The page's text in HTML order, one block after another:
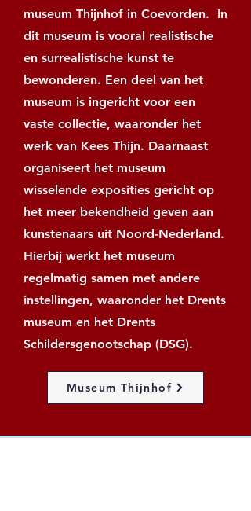
museum Thijnhof in Coevorden. In
dit museum is vooral realistische
en surrealistische kunst te
bewonderen. Een deel van het
museum is ingericht voor een
vaste collectie, waaronder het
werk van Kees Thijn. Daarnaast
organiseert het museum
wisselende exposities gericht op
het meer bekendheid geven aan
kunstenaars uit Noord-Nederland.
Hierbij werkt het museum
regelmatig samen met andere
instellingen, waaronder het Drents
museum en het Drents
Schildersgenootschap (DSG).
Museum Thijnhof